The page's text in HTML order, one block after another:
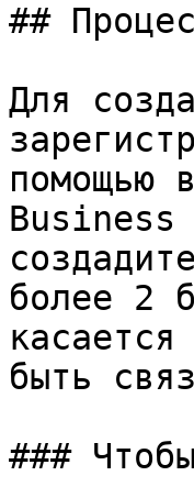
##
Для
помощью
более 2
быть
###